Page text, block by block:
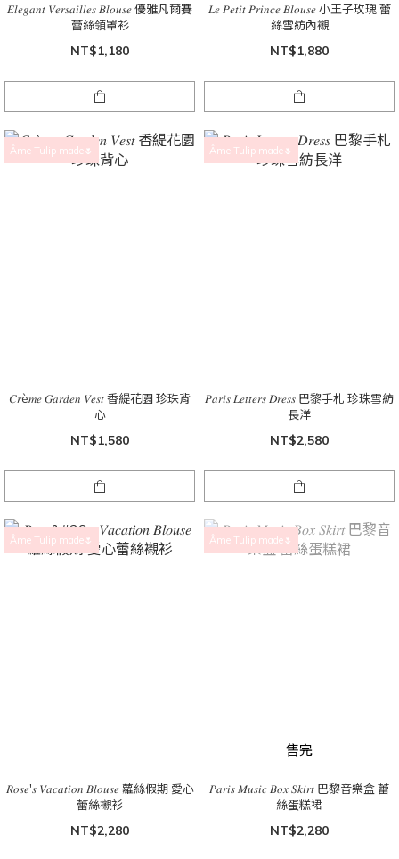
𝐸𝑙𝑒𝑔𝑎𝑛𝑡 𝑉𝑒𝑟𝑠𝑎𝑖𝑙𝑙𝑒𝑠 𝐵𝑙𝑜𝑢𝑠𝑒 優雅凡爾賽
蕾絲領罩衫
NT$1,180
𝐿𝑒 𝑃𝑒𝑡𝑖𝑡 𝑃𝑟𝑖𝑛𝑐𝑒 𝐵𝑙𝑜𝑢𝑠𝑒 小王子玫瑰 蕾
絲雪紡內襯
NT$1,880
Âme Tulip made🌷
𝐶𝑟è𝑚𝑒 𝐺𝑎𝑟𝑑𝑒𝑛 𝑉𝑒𝑠𝑡 香緹花園 珍珠背
心
NT$1,580
Âme Tulip made🌷
𝑃𝑎𝑟𝑖𝑠 𝐿𝑒𝑡𝑡𝑒𝑟𝑠 𝐷𝑟𝑒𝑠𝑠 巴黎手札 珍珠雪紡
長洋
NT$2,580
Âme Tulip made🌷
𝑅𝑜𝑠𝑒'𝑠 𝑉𝑎𝑐𝑎𝑡𝑖𝑜𝑛 𝐵𝑙𝑜𝑢𝑠𝑒 蘿絲假期 愛心
蕾絲襯衫
NT$2,280
Âme Tulip made🌷
售完
𝑃𝑎𝑟𝑖𝑠 𝑀𝑢𝑠𝑖𝑐 𝐵𝑜𝑥 𝑆𝑘𝑖𝑟𝑡 巴黎音樂盒 蕾
絲蛋糕裙
NT$2,280